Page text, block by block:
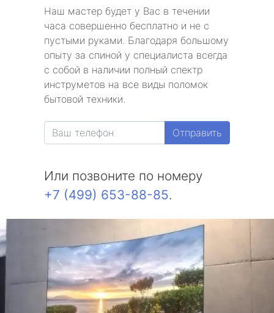
Наш мастер будет у Вас в течении
часа совершенно бесплатно и не с
пустыми руками. Благодаря большому
опыту за спиной у специалиста всегда
с собой в наличии полный спектр
инструметов на все виды поломок
бытовой техники.
Отправить
Или позвоните по номеру
+7 (499) 653-88-85.